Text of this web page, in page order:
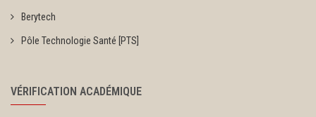
Berytech
Pôle Technologie Santé [PTS]
VÉRIFICATION ACADÉMIQUE